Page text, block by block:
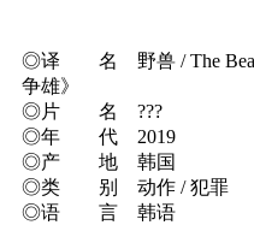
◎译 名 野兽 / The Beast
争雄》
◎片 名 ???
◎年 代 2019
◎产 地 韩国
◎类 别 动作 / 犯罪
◎语 言 韩语